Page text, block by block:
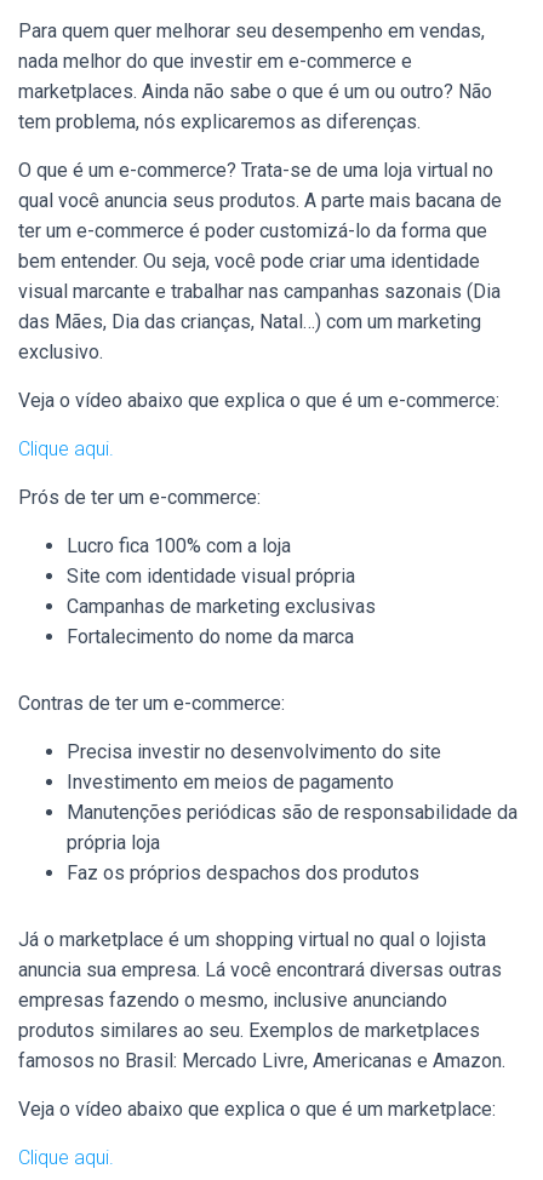
Para quem quer melhorar seu desempenho em vendas,
nada melhor do que investir em e-commerce e
marketplaces. Ainda não sabe o que é um ou outro? Não
tem problema, nós explicaremos as diferenças.
O que é um e-commerce? Trata-se de uma loja virtual no
qual você anuncia seus produtos. A parte mais bacana de
ter um e-commerce é poder customizá-lo da forma que
bem entender. Ou seja, você pode criar uma identidade
visual marcante e trabalhar nas campanhas sazonais (Dia
das Mães, Dia das crianças, Natal…) com um marketing
exclusivo.
Veja o vídeo abaixo que explica o que é um e-commerce:
Clique aqui.
Prós de ter um e-commerce:
Lucro fica 100% com a loja
Site com identidade visual própria
Campanhas de marketing exclusivas
Fortalecimento do nome da marca
Contras de ter um e-commerce:
Precisa investir no desenvolvimento do site
Investimento em meios de pagamento
Manutenções periódicas são de responsabilidade da
própria loja
Faz os próprios despachos dos produtos
Já o marketplace é um shopping virtual no qual o lojista
anuncia sua empresa. Lá você encontrará diversas outras
empresas fazendo o mesmo, inclusive anunciando
produtos similares ao seu. Exemplos de marketplaces
famosos no Brasil: Mercado Livre, Americanas e Amazon.
Veja o vídeo abaixo que explica o que é um marketplace:
Clique aqui.